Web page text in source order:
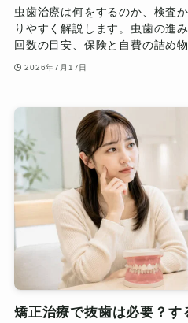
虫歯治療は何をするのか、検査
りやすく解説します。虫歯の進
回数の目安、保険と自費の詰め
2026年7月17日
矯正治療で抜歯は必要？す